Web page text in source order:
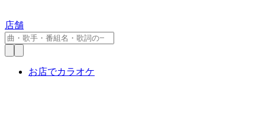
店舗
お店でカラオケ